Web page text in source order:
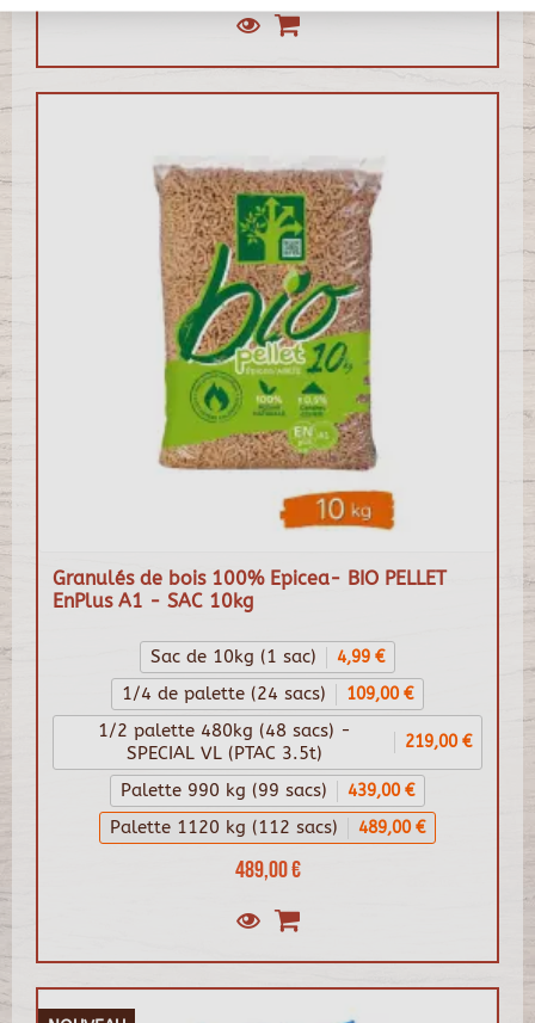
Granulés de bois 100% Epicea- BIO PELLET
EnPlus A1 - SAC 10kg
489,00 €
Sac de 10kg (1 sac) 4,99 €
1/4 de palette (24 sacs) 109,00 €
1/2 palette 480kg (48 sacs) -
SPECIAL VL (PTAC 3.5t)
219,00 €
Palette 990 kg (99 sacs) 439,00 €
Palette 1120 kg (112 sacs) 489,00 €